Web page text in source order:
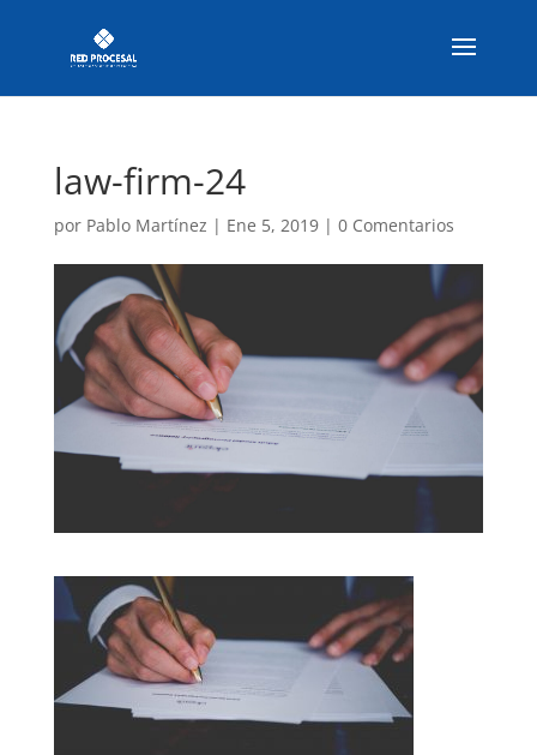
law-firm-24
por Pablo Martínez | Ene 5, 2019| 0 Comentarios